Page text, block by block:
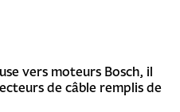
vers moteurs Bosch, il
de câble remplis de